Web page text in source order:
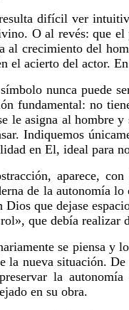
difícil ver
O al revés: que el
al crecimiento del
el acierto del actor.
nunca puede
fundamental: no
le asigna al hombre
Indiquemos
en El, ideal para
aparece,
de la autonomía
que dejase
que debía realizar
se piensa y
la nueva situación.
la
en su obra.